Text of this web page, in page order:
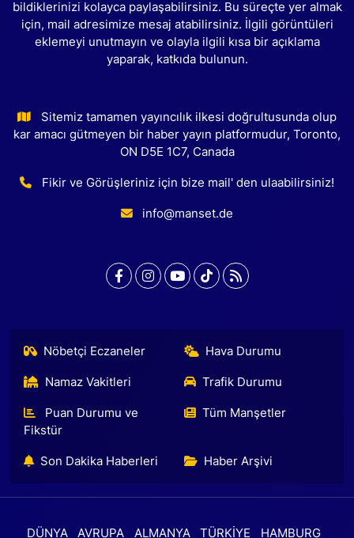
bildiklerinizi kolayca paylaşabilirsiniz. Bu süreçte yer almak
için, mail adresimize mesaj atabilirsiniz. İlgili görüntüleri
eklemeyi unutmayın ve olayla ilgili kısa bir açıklama
yaparak, katkıda bulunun.
Sitemiz tamamen yayıncılık ilkesi doğrultusunda olup
kar amacı gütmeyen bir haber yayın platformudur, Toronto,
ON D5E 1C7, Canada
Fikir ve Görüşleriniz için bize mail' den ulaabilirsiniz!
info@manset.de
Nöbetçi Eczaneler Hava Durumu
Namaz Vakitleri Trafik Durumu
Puan Durumu ve
Fikstür
Tüm Manşetler
Son Dakika Haberleri Haber Arşivi
DÜNYA AVRUPA ALMANYA TÜRKİYE HAMBURG